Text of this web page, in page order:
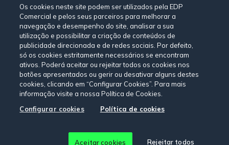
Após fazer login, ficará disponível no menu lateral a
secção “Candidaturas”. Aí, aceda à área“Em
preenchimento”para preencher uma nova
candidatura, selecionando a opção“+Novo”na barra
cinzenta e gestão do formulário.
Uma vez iniciada a candidatura, comece por preencher
as informações gerais sobre a habitação. Considere
completas (isto é, não-fracionadas) eFração
moradias fracionadas).
Origem da energia
Livro de reclamações
Consulte a nossa Política de privacidade, Política de cookies
Termos e CondiçõeseDeclaração de Acessibilidade.
Siga-nos:
© Copyright 2026 - EDP Comercial. Todos os direitos
Os cookies neste site podem ser utilizados pela EDP
Comercial e pelos seus parceiros para melhorar a
navegação e desempenho do site, analisar a sua
utilização e possibilitar a criação de conteúdos de
publicidade direcionada e de redes sociais. Por defeito,
só os cookies estritamente necessários se encontram
ativos. Poderá aceitar ou rejeitar todos os cookies nos
botões apresentados ou gerir ou desativar alguns destes
cookies, clicando em “Configurar Cookies”. Para mais
informação visite a nossa Política de Cookies.
Configurar cookies
Política de cookies
Rejeitar todos
Aceitar cookies